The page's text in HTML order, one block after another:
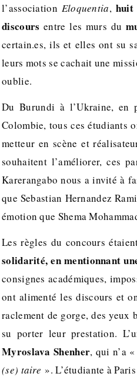
l’association Eloquentia, huit
discours entre les murs du
certain.es, ils et elles ont su
leurs mots se cachait une
oublie.
Du Burundi à l’Ukraine, en
Colombie, tous ces étudiants
metteur en scène et
souhaitent l’améliorer, ces
Karerangabo nous a invité à
que Sebastian Hernandez
émotion que Shema
Les règles du concours
solidarité, en mentionnant
consignes académiques,
ont alimenté les discours et
raclement de gorge, des
su porter leur prestation.
Myroslava Shenher, qui n’a
(se) taire ». L’étudiante à